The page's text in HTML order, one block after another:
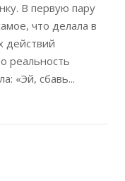
В первую пару
что делала в
действий
реальность
«Эй, сбавь...